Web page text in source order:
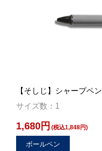
【そしじ】シャープペン
サイズ数：1
1,680円 (税込1,848円)
ボールペン